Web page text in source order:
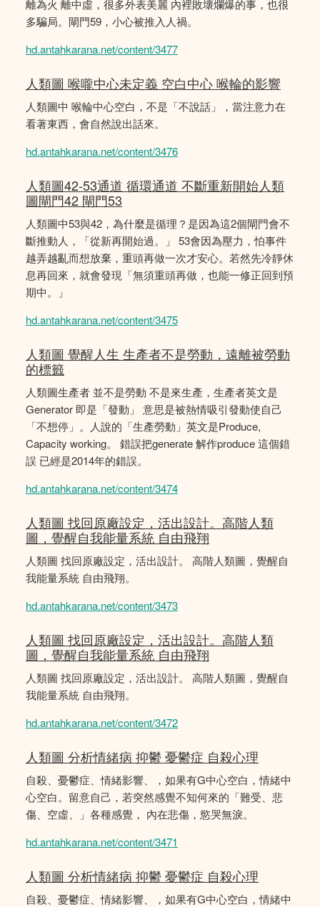
離為火 離中虛，很多外表美麗 內裡敗壞爛爆的事，也很
多騙局。閘門59，小心被推入人禍。
hd.antahkarana.net/content/3477
人類圖 喉嚨中心未定義 空白中心 喉輪的影響
人類圖中 喉輪中心空白，不是「不說話」，當注意力在
看著東西，會自然說出話來。
hd.antahkarana.net/content/3476
人類圖42-53通道 循環通道 不斷重新開始人類
圖閘門42 閘門53
人類圖中53與42，為什麼是循理？是因為這2個閘門會不
斷推動人，「從新再開始過。」 53會因為壓力，怕事件
越弄越亂而想放棄，重頭再做一次才安心。若然先冷靜休
息再回來，就會發現「無須重頭再做，也能一修正回到預
期中。」
hd.antahkarana.net/content/3475
人類圖 覺醒人生 生產者不是勞動，遠離被勞動
的標籤
人類圖生產者 並不是勞動 不是來生產，生產者英文是
Generator 即是「發動」 意思是被熱情吸引發動使自己
「不想停」。人說的「生產勞動」英文是Produce,
Capacity working。 錯誤把generate 解作produce 這個錯
誤 已經是2014年的錯誤。
hd.antahkarana.net/content/3474
人類圖 找回原廠設定，活出設計。高階人類
圖，覺醒自我能量系統 自由飛翔
人類圖 找回原廠設定，活出設計。 高階人類圖，覺醒自
我能量系統 自由飛翔。
hd.antahkarana.net/content/3473
人類圖 找回原廠設定，活出設計。高階人類
圖，覺醒自我能量系統 自由飛翔
人類圖 找回原廠設定，活出設計。 高階人類圖，覺醒自
我能量系統 自由飛翔。
hd.antahkarana.net/content/3472
人類圖 分析情緒病 抑鬱 憂鬱症 自殺心理
自殺、憂鬱症、情緒影響、，如果有G中心空白，情緒中
心空白。留意自己，若突然感覺不知何來的「難受、悲
傷、空虛、」各種感覺， 內在悲傷，慾哭無淚。
hd.antahkarana.net/content/3471
人類圖 分析情緒病 抑鬱 憂鬱症 自殺心理
自殺、憂鬱症、情緒影響、，如果有G中心空白，情緒中